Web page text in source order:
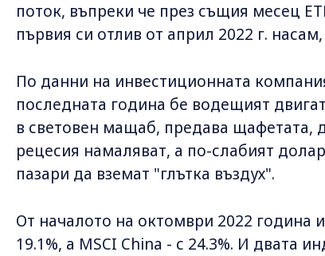
поток, въпреки че през същия месец
първия си отлив от април 2022 г.
По данни на инвестиционната
последната година бе водещият
в световен мащаб, предава щафетата,
рецесия намаляват, а по-слабият
пазари да вземат "глътка въздух".
От началото на октомври 2022 година
19.1%, а MSCI China - с 24.3%. И двата